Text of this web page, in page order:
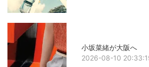
小坂菜緒が大阪へ
2026-08-10